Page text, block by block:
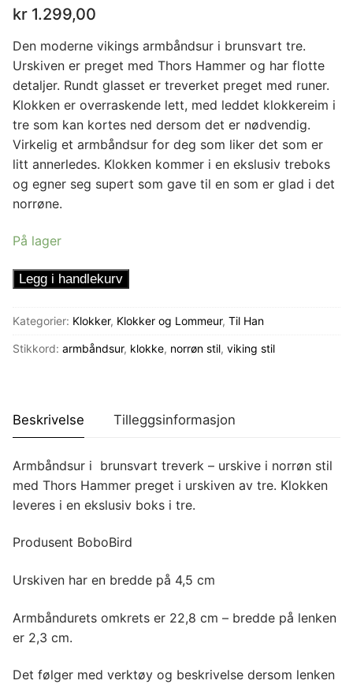
kr 1.299,00
Den moderne vikings armbåndsur i brunsvart tre.
Urskiven er preget med Thors Hammer og har flotte
detaljer. Rundt glasset er treverket preget med runer.
Klokken er overraskende lett, med leddet klokkereim i
tre som kan kortes ned dersom det er nødvendig.
Virkelig et armbåndsur for deg som liker det som er
litt annerledes. Klokken kommer i en ekslusiv treboks
og egner seg supert som gave til en som er glad i det
norrøne.
På lager
Armbåndsur
Hammer
Legg i handlekurv
Kategorier: Klokker, Klokker og Lommeur, Til Han
Stikkord: armbåndsur, klokke, norrøn stil, viking stil
Beskrivelse Tilleggsinformasjon
Armbåndsur i brunsvart treverk – urskive i norrøn stil
med Thors Hammer preget i urskiven av tre. Klokken
leveres i en ekslusiv boks i tre.
Produsent BoboBird
Urskiven har en bredde på 4,5 cm
Armbåndurets omkrets er 22,8 cm – bredde på lenken
er 2,3 cm.
Det følger med verktøy og beskrivelse dersom lenken